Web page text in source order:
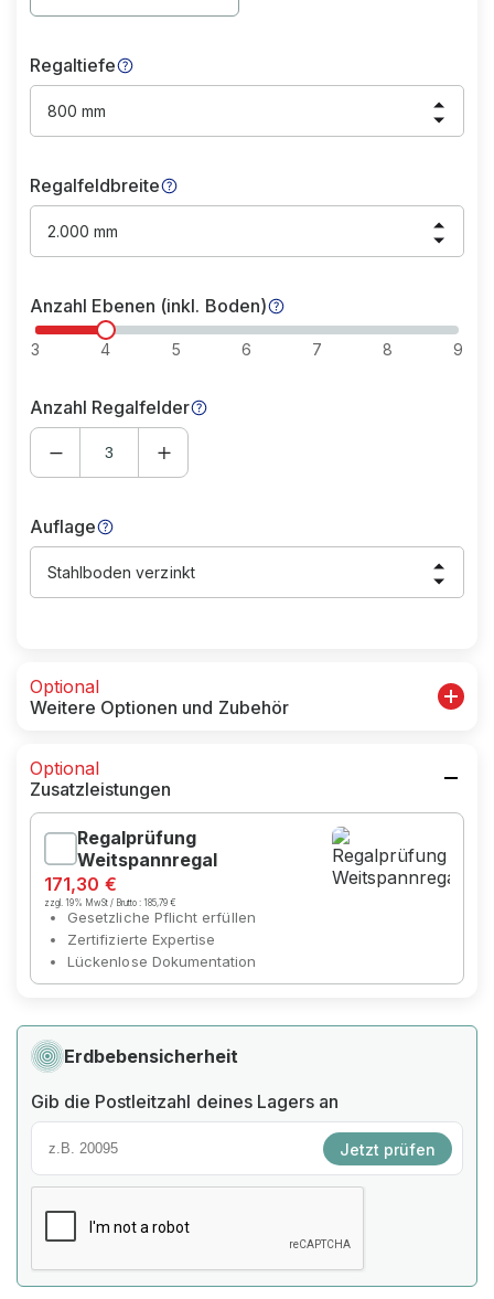
Regaltiefe
800 mm
Regalfeldbreite
2.000 mm
Anzahl Ebenen (inkl. Boden)
3 4 5 6 7 8 9
Anzahl Regalfelder
Auflage
Stahlboden verzinkt
Optional
Weitere Optionen und Zubehör
Optional
Zusatzleistungen
Regalprüfung
Weitspannregal
171,30 €
zzgl. 19% MwSt / Brutto :185,79 €
Gesetzliche Pflicht erfüllen
Zertifizierte Expertise
Lückenlose Dokumentation
Erdbebensicherheit
Gib die Postleitzahl deines Lagers an
Jetzt prüfen